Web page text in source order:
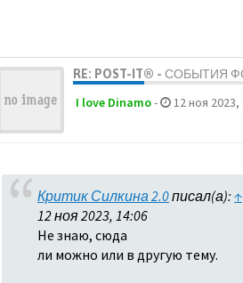
RE: POST-IT® - СОБЫТИЯ
I love Dinamo- 12 ноя 2023,
Критик Силкина 2.0писал(а): ↑
12 ноя 2023, 14:06
Не знаю, сюда
ли можно или в другую тему.